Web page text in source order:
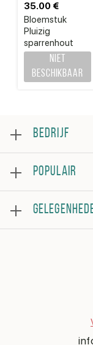
Bloemstuk
Pluizig
sparrenhout
35.00 €
Niet
beschikbaar
BEDRIJF
Beoordeling
Veelgestelde
Algemene
Privacybeleid
Contacteer ons
POPULAIR
Rozen
Boeketten